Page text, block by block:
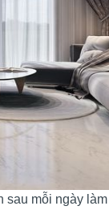
sau mỗi ngày